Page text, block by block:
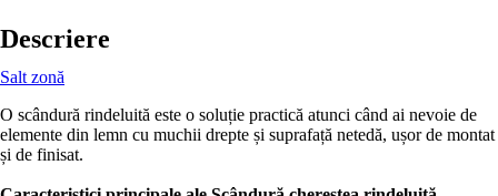
Descriere
Salt zonă
O scândură rindeluită este o soluție practică atunci când ai nevoie de
elemente din lemn cu muchii drepte și suprafață netedă, ușor de montat
și de finisat.